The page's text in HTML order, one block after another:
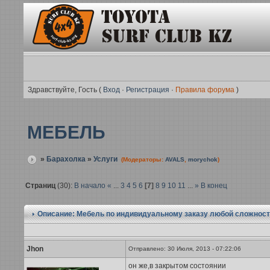
Здравствуйте, Гость ( Вход· Регистрация · Правила форума)
МЕБЕЛЬ
» Барахолка» Услуги (Модераторы: AVALS, morychok)
Страниц(30): В начало « ... 3 4 5 6 [7] 8 9 10 11 ... » В конец
Описание: Мебель по индивидуальному заказу любой
Jhon Отправлено: 30 Июля, 2013 - 07:22:06
он же,в закрытом состоянии